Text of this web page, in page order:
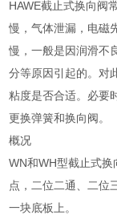
HAWE截止式换向阀
慢，气体泄漏，电磁
慢，一般是因润滑不
分等原因引起的。对
粘度是否合适。必要
更换弹簧和换向阀。
概况
WN和WH型截止式
点，二位二通、二位
一块底板上。